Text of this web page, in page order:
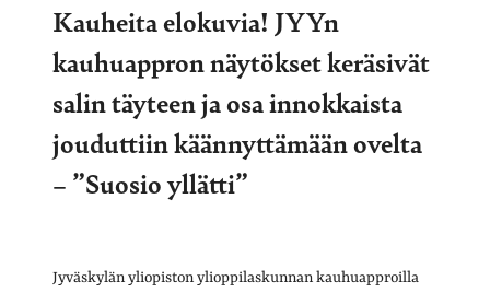
Kauheita elokuvia! JYYn
kauhuappron näytökset keräsivät
salin täyteen ja osa innokkaista
jouduttiin käännyttämään ovelta
– ”Suosio yllätti”
Jyväskylän yliopiston ylioppilaskunnan kauhuapproilla